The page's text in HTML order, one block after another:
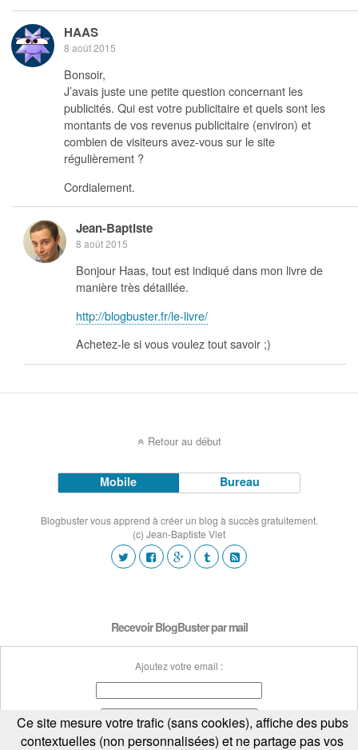
HAAS
8 août 2015
Bonsoir,
J’avais juste une petite question concernant les
publicités. Qui est votre publicitaire et quels sont les
montants de vos revenus publicitaire (environ) et
combien de visiteurs avez-vous sur le site
régulièrement ?
Cordialement.
Jean-Baptiste
8 août 2015
Bonjour Haas, tout est indiqué dans mon livre de
manière très détaillée.
http://blogbuster.fr/le-livre/
Achetez-le si vous voulez tout savoir ;)
Retour au début
Mobile Bureau
Blogbuster vous apprend à créer un blog à succès gratuitement.
(c) Jean-Baptiste Viet
Recevoir BlogBuster par mail
Ajoutez votre email :
Ce site mesure votre trafic (sans cookies), affiche des pubs
contextuelles (non personnalisées) et ne partage pas vos